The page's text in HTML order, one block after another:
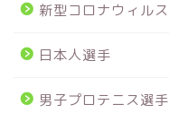
新型コロナウィルス
日本人選手
男子プロテニス選手